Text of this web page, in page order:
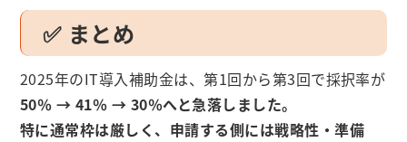
✅ まとめ
2025年のIT導入補助金は、第1回から第3回で採択率が
50％ → 41％ → 30％へと急落しました。
特に通常枠は厳しく、申請する側には戦略性・準備